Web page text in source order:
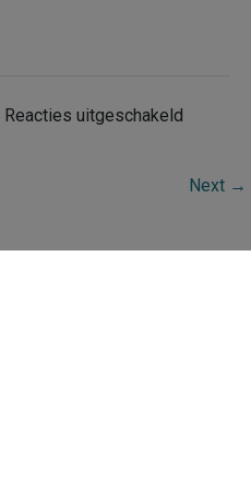
Reacties uitgeschakeldvoor
Black
Next →